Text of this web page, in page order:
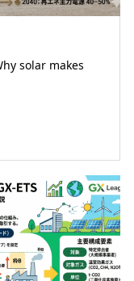
solar makes